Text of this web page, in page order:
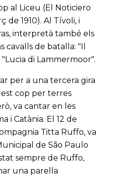
al Liceu (El Noticiero
de 1910). Al Tívoli, i
interpretà també els
cavalls de batalla: "Il
di Lammermoor".
per a una tercera gira
cop per terres
va cantar en les
i Catània. El 12 de
Titta Ruffo, va
de São Paulo
sempre de Ruffo,
una parella